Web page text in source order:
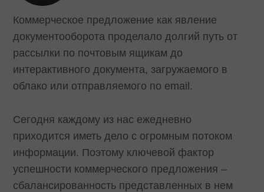
Коммерческое предложение как явление
документооборота проделало долгий путь от
рассылки по почтовым ящикам до
интерактивного документа, загружаемого в
облако или отправляемого по email.
Сегодня каждому из нас ежедневно
приходится иметь дело с огромным потоком
информации. Поэтому ключевой фактор
успешности коммерческого предложения –
сбалансированность представленных в нем